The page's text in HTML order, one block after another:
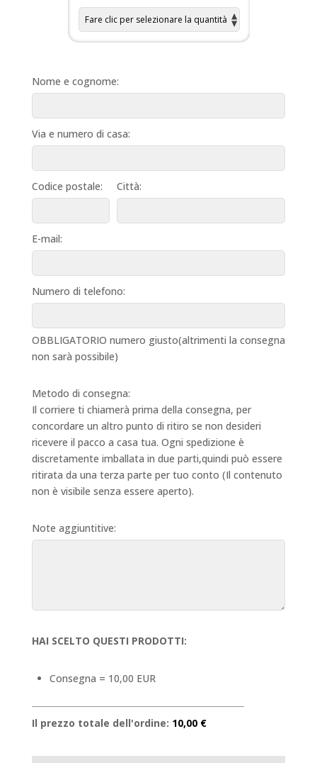
Nome e cognome:
Via e numero di casa:
Codice postale: Città:
E-mail:
Numero di telefono:
OBBLIGATORIO numero giusto(altrimenti la consegna
non sarà possibile)
Metodo di consegna:
Il corriere ti chiamerà prima della consegna, per
concordare un altro punto di ritiro se non desideri
ricevere il pacco a casa tua. Ogni spedizione è
discretamente imballata in due parti,quindi può essere
ritirata da una terza parte per tuo conto (Il contenuto
non è visibile senza essere aperto).
Note aggiuntitive:
HAI SCELTO QUESTI PRODOTTI:
Consegna = 10,00 EUR
Il prezzo totale dell'ordine: 10,00 €